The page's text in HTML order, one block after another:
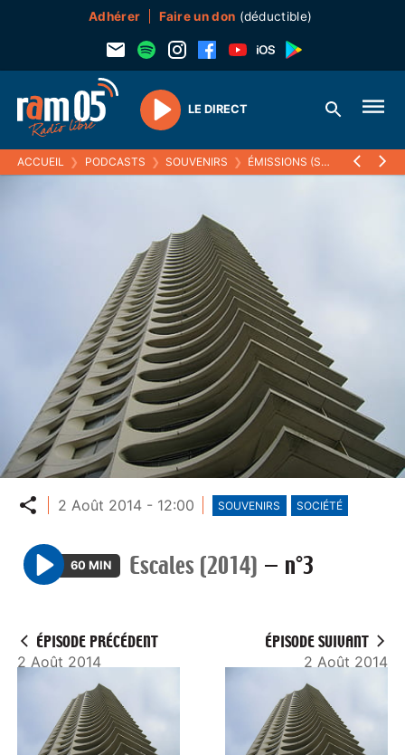
Adhérer Faire un don (déductible)
Play
LE DIRECT
ACCUEIL ❯ PODCASTS ❯ SOUVENIRS ❯ ÉMISSIONS (SOUVENIRS) ❯
Partager
2 Août 2014 - 12:00 SOUVENIRS SOCIÉTÉ
P
y
60 MIN Escales (2014) — n°3
ÉPISODE PRÉCÉDENT
2 Août 2014
ÉPISODE SUIVANT
2 Août 2014